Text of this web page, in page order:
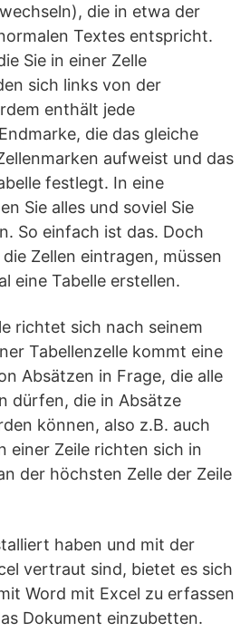
die in etwa der
Textes entspricht.
Sie in einer Zelle
sich links von der
enthält jede
die das gleiche
aufweist und das
festlegt. In eine
Sie alles und soviel Sie
So einfach ist das. Doch
Zellen eintragen, müssen
eine Tabelle erstellen.
richtet sich nach seinem
Tabellenzelle kommt eine
Absätzen in Frage, die alle
dürfen, die in Absätze
können, also z.B. auch
einer Zeile richten sich in
der höchsten Zelle der Zeile
haben und mit der
vertraut sind, bietet es sich
Word mit Excel zu erfassen
Dokument einzubetten.